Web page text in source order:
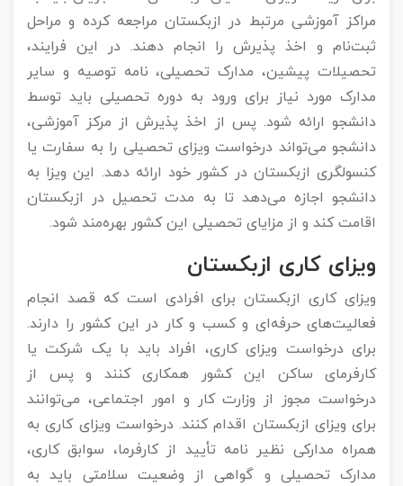
مراکز آموزشی مرتبط در ازبکستان مراجعه کرده و مراحل
ثبت‌نام و اخذ پذیرش را انجام دهند. در این فرایند،
تحصیلات پیشین، مدارک تحصیلی، نامه توصیه و سایر
مدارک مورد نیاز برای ورود به دوره تحصیلی باید توسط
دانشجو ارائه شود. پس از اخذ پذیرش از مرکز آموزشی،
دانشجو می‌تواند درخواست ویزای تحصیلی را به سفارت یا
کنسولگری ازبکستان در کشور خود ارائه دهد. این ویزا به
دانشجو اجازه می‌دهد تا به مدت تحصیل در ازبکستان
اقامت کند و از مزایای تحصیلی این کشور بهره‌مند شود.
ویزای کاری ازبکستان
ویزای کاری ازبکستان برای افرادی است که قصد انجام
فعالیت‌های حرفه‌ای و کسب و کار در این کشور را دارند.
برای درخواست ویزای کاری، افراد باید با یک شرکت یا
کارفرمای ساکن این کشور همکاری کنند و پس از
درخواست مجوز از وزارت کار و امور اجتماعی، می‌توانند
برای ویزای ازبکستان اقدام کنند. درخواست ویزای کاری به
همراه مدارکی نظیر نامه تأیید از کارفرما، سوابق کاری،
مدارک تحصیلی و گواهی از وضعیت سلامتی باید به